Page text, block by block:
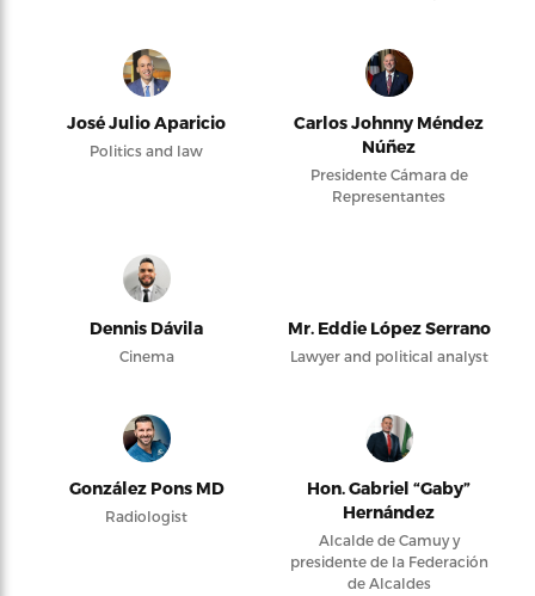
José Julio Aparicio
Politics and law
Carlos Johnny Méndez
Núñez
Presidente Cámara de
Representantes
Dennis Dávila
Cinema
Mr. Eddie López Serrano
Lawyer and political analyst
González Pons MD
Radiologist
Hon. Gabriel “Gaby”
Hernández
Alcalde de Camuy y
presidente de la Federación
de Alcaldes